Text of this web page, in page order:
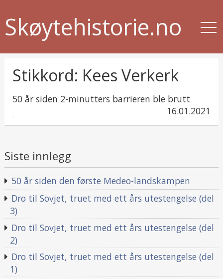
Skøytehistorie.no
Stikkord: Kees Verkerk
50 år siden 2-minutters barrieren ble brutt
published
in
16.01.2021
Siste innlegg
50 år siden den første Medeo-landskampen
Dro til Sovjet, truet med ett års utestengelse (del
3)
Dro til Sovjet, truet med ett års utestengelse (del
2)
Dro til Sovjet, truet med ett års utestengelse (del
1)